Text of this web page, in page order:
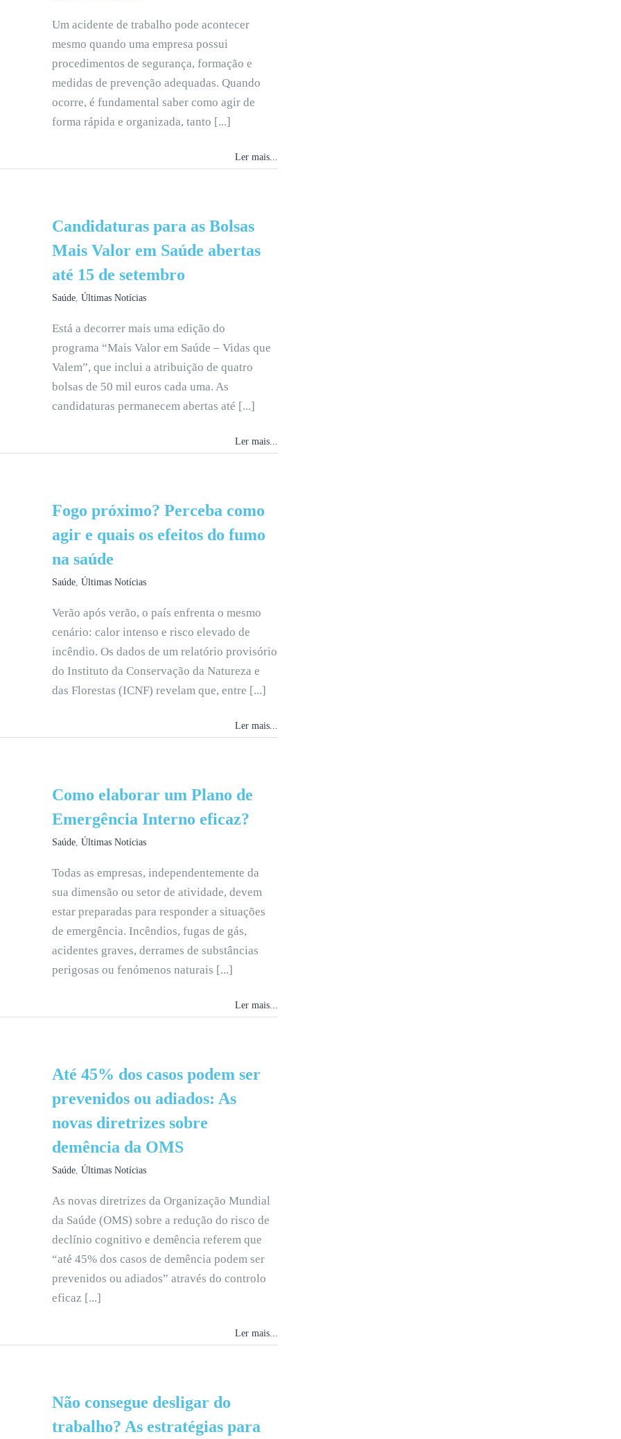
Um acidente de trabalho pode acontecer
mesmo quando uma empresa possui
procedimentos de segurança, formação e
medidas de prevenção adequadas. Quando
ocorre, é fundamental saber como agir de
forma rápida e organizada, tanto [...]
Ler mais...
Candidaturas para as Bolsas
Mais Valor em Saúde abertas
até 15 de setembro
Saúde, Últimas Notícias
Está a decorrer mais uma edição do
programa “Mais Valor em Saúde – Vidas que
Valem”, que inclui a atribuição de quatro
bolsas de 50 mil euros cada uma. As
candidaturas permanecem abertas até [...]
Ler mais...
Fogo próximo? Perceba como
agir e quais os efeitos do fumo
na saúde
Saúde, Últimas Notícias
Verão após verão, o país enfrenta o mesmo
cenário: calor intenso e risco elevado de
incêndio. Os dados de um relatório provisório
do Instituto da Conservação da Natureza e
das Florestas (ICNF) revelam que, entre [...]
Ler mais...
Como elaborar um Plano de
Emergência Interno eficaz?
Saúde, Últimas Notícias
Todas as empresas, independentemente da
sua dimensão ou setor de atividade, devem
estar preparadas para responder a situações
de emergência. Incêndios, fugas de gás,
acidentes graves, derrames de substâncias
perigosas ou fenómenos naturais [...]
Ler mais...
Até 45% dos casos podem ser
prevenidos ou adiados: As
novas diretrizes sobre
demência da OMS
Saúde, Últimas Notícias
As novas diretrizes da Organização Mundial
da Saúde (OMS) sobre a redução do risco de
declínio cognitivo e demência referem que
“até 45% dos casos de demência podem ser
prevenidos ou adiados” através do controlo
eficaz [...]
Ler mais...
Não consegue desligar do
trabalho? As estratégias para